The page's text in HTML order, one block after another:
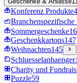
Konferenz Produkte
Branchenspezifische
Sommergeschenke
Geschenkkartons147
Weihnachten145
Schluesselanhaenger
Charity und
Puzzle59